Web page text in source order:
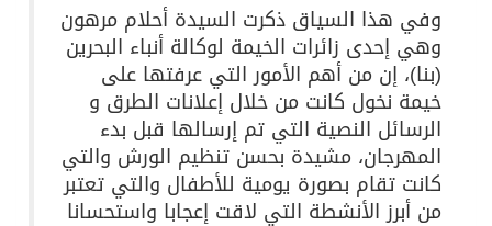
وفي هذا السياق ذكرت السيدة أحلام مرهون
وهي إحدى زائرات الخيمة لوكالة أنباء البحرين
(بنا)، إن من أهم الأمور التي عرفتها على
خيمة نخول كانت من خلال إعلانات الطرق و
الرسائل النصية التي تم إرسالها قبل بدء
المهرجان، مشيدة بحسن تنظيم الورش والتي
كانت تقام بصورة يومية للأطفال والتي تعتبر
من أبرز الأنشطة التي لاقت إعجابا واستحسانا